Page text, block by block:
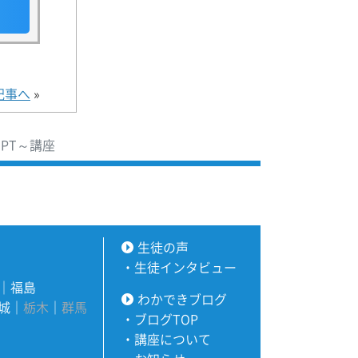
事へ »
～講座
福島
｜栃木 ｜群馬
生徒の声
・ 生徒インタビュー
わかできブログ
・ ブログTOP
・ 講座について